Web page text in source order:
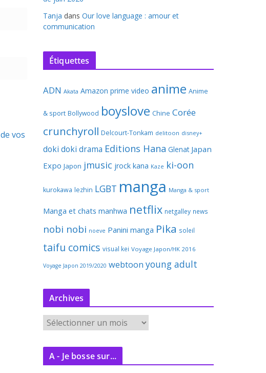
vos
Tanja dans Our love language : amour et
communication
Étiquettes
ADN Akata Amazon prime video anime Anime
& sport Bollywood boyslove Chine Corée
crunchyroll Delcourt-Tonkam delitoon disney+
doki doki drama Editions Hana Glenat Japan
Expo Japon jmusic jrock kana Kaze ki-oon
kurokawa lezhin LGBT manga Manga & sport
Manga et chats manhwa netflix netgalley news
nobi nobi noeve Panini manga Pika soleil
taifu comics visual kei Voyage Japon/HK 2016
Voyage Japon 2019/2020 webtoon young adult
Archives
r
c
A - Je bosse sur...